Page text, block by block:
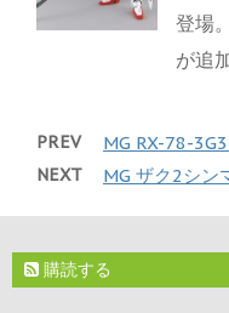
登場
が追
PREV MG RX-78-
NEXT MG ザク2シン
購読する